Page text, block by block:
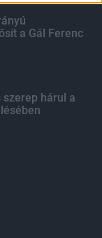
a Gál Ferenc
hárul a